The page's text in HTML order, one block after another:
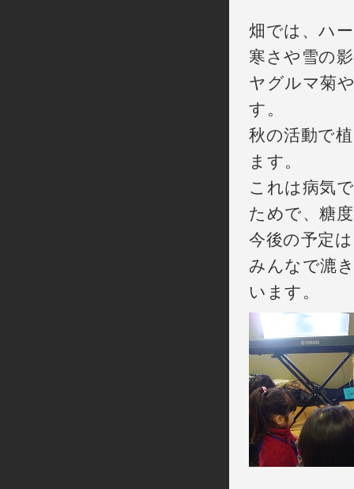
畑では、ハ
寒さや雪の
ヤグルマ菊
す。
秋の活動で
ます。
これは病気
ためで、糖
今後の予定
みんなで漉
います。